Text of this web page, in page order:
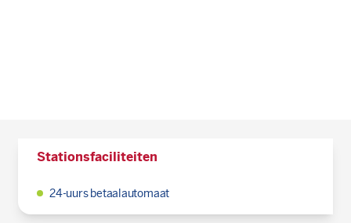
Stationsfaciliteiten
24-uurs betaalautomaat